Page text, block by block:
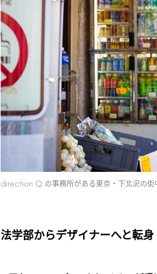
direction Q の事務所がある東京・下北沢の街
法学部からデザイナーへと転身